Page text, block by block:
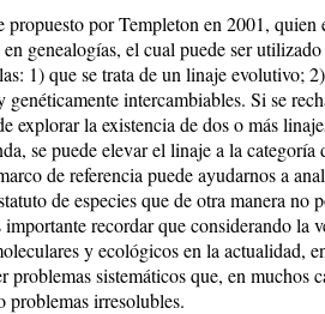
propuesto por Templeton en 2001, quien
ge­nea­logías, el cual puede ser
1) que se trata de un linaje evolutivo;
in­ter­cam­bia­bles. Si se
explorar la existencia de dos o más
se puede elevar el linaje a la cate­go­ría
de referencia puede ayu­darnos a
de especies que de otra manera no
recordar que considerando la
y ecoló­gi­cos en la actualidad,
problemas sistemáticos que, en muchos
problemas irresolubles.